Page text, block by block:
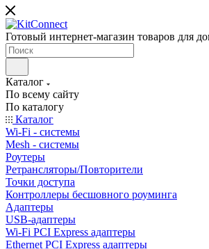
Готовый интернет-магазин товаров для
Каталог
По всему сайту
По каталогу
Каталог
Wi-Fi - системы
Mesh - системы
Роутеры
Ретрансляторы/Повторители
Точки доступа
Контроллеры бесшовного роуминга
Адаптеры
USB-адаптеры
Wi-Fi PCI Express адаптеры
Ethernet PCI Express адаптеры